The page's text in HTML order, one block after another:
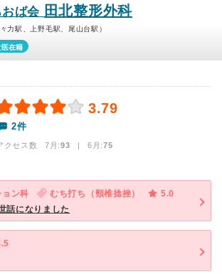
ば会 田北整形外科
力駅、上野毛駅、尾山台駅）
医在籍
3.79
2件
クセス数 7月:93 | 6月:75
ョン科 むち打ち（頸椎捻挫）
5.0
話になりました